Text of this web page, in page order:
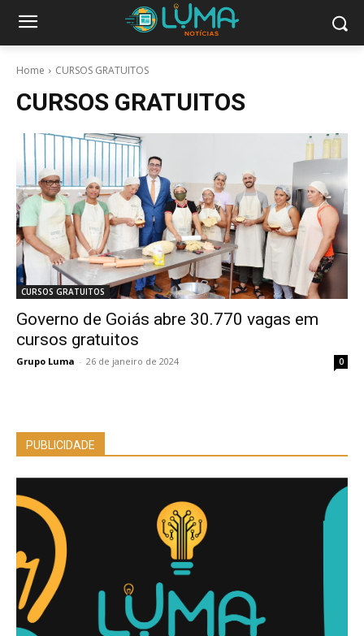
Home CURSOS GRATUITOS
CURSOS GRATUITOS
CURSOS GRATUITOS
Governo de Goiás abre 30.770 vagas em
cursos gratuitos
Grupo Luma - 26 de janeiro de 2024 0
PUBLICIDADE